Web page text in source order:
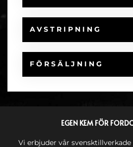
AVSTRIPNING
FÖRSÄLJNING
EGEN KEM FÖR
Vi erbjuder vår